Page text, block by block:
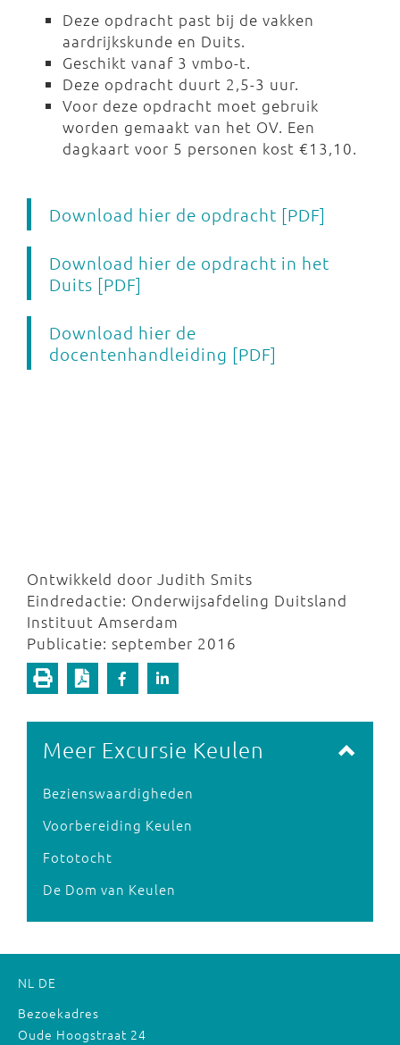
Deze opdracht past bij de vakken
aardrijkskunde en Duits.
Geschikt vanaf 3 vmbo-t.
Deze opdracht duurt 2,5-3 uur.
Voor deze opdracht moet gebruik
worden gemaakt van het OV. Een
dagkaart voor 5 personen kost €13,10.
Download hier de opdracht [PDF]
Download hier de opdracht in het
Duits [PDF]
Download hier de
docentenhandleiding [PDF]
Ontwikkeld door Judith Smits
Eindredactie: Onderwijsafdeling Duitsland
Instituut Amserdam
Publicatie: september 2016
Meer Excursie Keulen
Bezienswaardigheden
Voorbereiding Keulen
Fototocht
De Dom van Keulen
NL DE
Bezoekadres
Oude Hoogstraat 24